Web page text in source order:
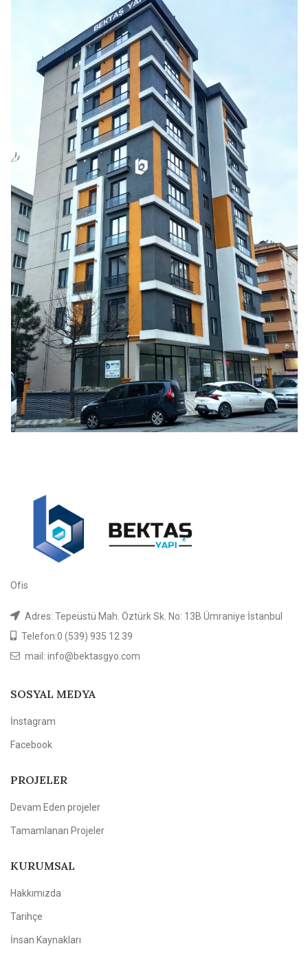
Ofis
Adres: Tepeüstü Mah. Öztürk Sk. No: 13B Ümraniye İstanbul
Telefon:0 (539) 935 12 39
mail: info@bektasgyo.com
SOSYAL MEDYA
İnstagram
Facebook
PROJELER
Devam Eden projeler
Tamamlanan Projeler
KURUMSAL
Hakkımızda
Tarihçe
İnsan Kaynakları